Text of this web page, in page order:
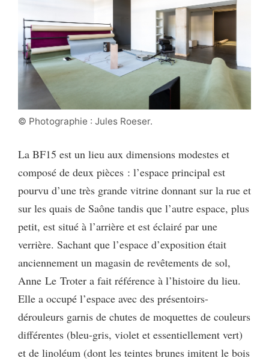
© Photographie : Jules Roeser.
La BF15 est un lieu aux dimensions modestes et
composé de deux pièces : l’espace principal est
pourvu d’une très grande vitrine donnant sur la rue et
sur les quais de Saône tandis que l’autre espace, plus
petit, est situé à l’arrière et est éclairé par une
verrière. Sachant que l’espace d’exposition était
anciennement un magasin de revêtements de sol,
Anne Le Troter a fait référence à l’histoire du lieu.
Elle a occupé l’espace avec des présentoirs-
dérouleurs garnis de chutes de moquettes de couleurs
différentes (bleu-gris, violet et essentiellement vert)
et de linoléum (dont les teintes brunes imitent le bois